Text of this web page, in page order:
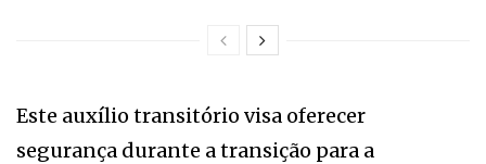
Este auxílio transitório visa oferecer
segurança durante a transição para a